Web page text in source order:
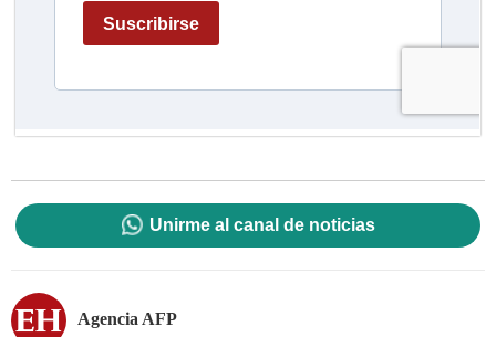
Unirme al canal de noticias
Agencia AFP